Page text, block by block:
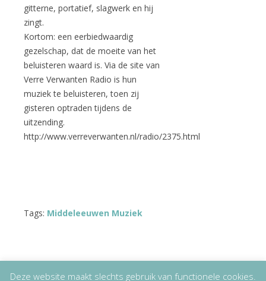
gitterne, portatief, slagwerk en hij
zingt.
Kortom: een eerbiedwaardig
gezelschap, dat de moeite van het
beluisteren waard is. Via de site van
Verre Verwanten Radio is hun
muziek te beluisteren, toen zij
gisteren optraden tijdens de
uitzending.
http://www.verreverwanten.nl/radio/2375.html
Tags: Middeleeuwen Muziek
Deze website maakt slechts gebruik van functionele cookies.